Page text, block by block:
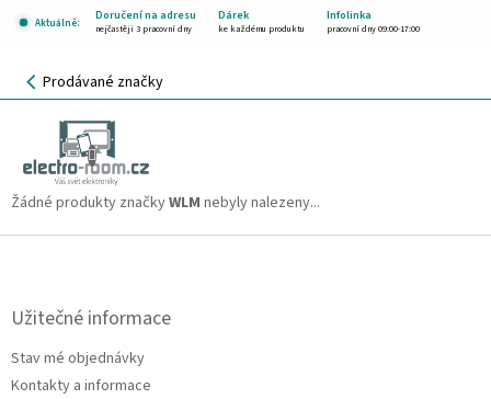
Aktuálně:
Doručení na adresu Dárek Infolinka
nejčastěji 3 pracovní dny ke každému produktu pracovní dny 09:00-17:00
NÁKUPNÍ
KOŠÍK
Prodávané značky
WLM
Žádné produkty značkyWLM nebyly nalezeny...
Z
Užitečné informace
Stav mé objednávky
Kontakty a informace